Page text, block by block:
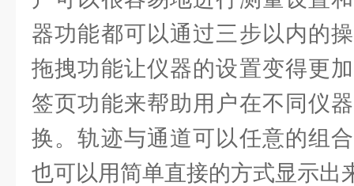
器功能都可以通过三步以内的
拖拽功能让仪器的设置变得更
签页功能来帮助用户在不同仪
换。轨迹与通道可以任意的组
也可以用简单直接的方式显示出